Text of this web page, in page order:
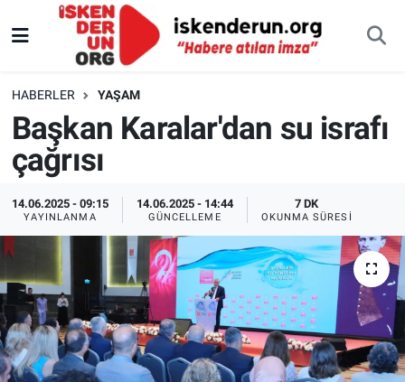
HABERLER YAŞAM
Başkan Karalar'dan su israfı
çağrısı
14.06.2025 - 09:15
YAYINLANMA
14.06.2025 - 14:44
GÜNCELLEME
7 DK
OKUNMA SÜRESI